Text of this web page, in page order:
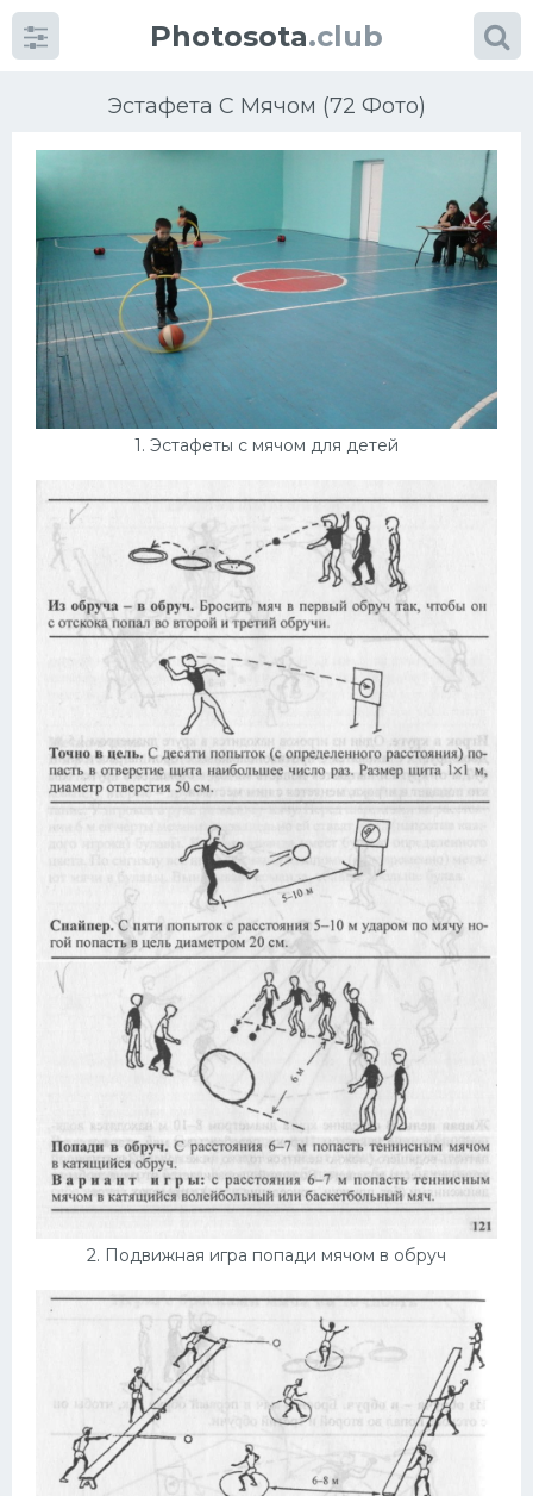
Photosota.club
Эстафета С Мячом (72 Фото)
1. Эстафеты с мячом для детей
2. Подвижная игра попади мячом в обруч
Категории Фото
Много картинок...
Футбол
Конькобежный спорт
Тренажеры
Интерьеры квартир